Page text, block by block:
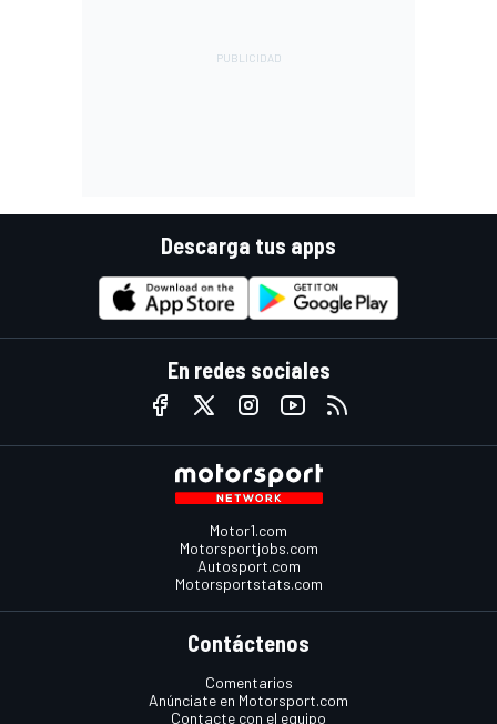
Descarga tus apps
En redes sociales
Motor1.com
Motorsportjobs.com
Autosport.com
Motorsportstats.com
Contáctenos
Comentarios
Anúnciate en Motorsport.com
Contacte con el equipo